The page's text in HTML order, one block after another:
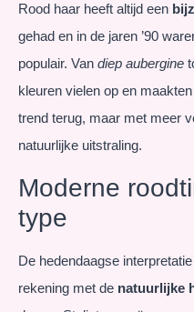
Rood haar heeft altijd een
gehad en in de jaren ’90
populair. Van diep aubergine
kleuren vielen op en
trend terug, maar met meer
natuurlijke uitstraling.
Moderne
type
De hedendaagse
rekening met de natuurlijke